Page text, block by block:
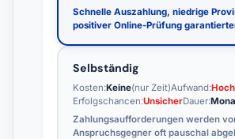
Schnelle Auszahlung, niedrige
positiver Online-Prüfung
Selbständig
Kosten:Keine(nur Zeit)Aufwand:Hoch
Erfolgschancen:UnsicherDauer:
Zahlungsaufforderungen werden
Anspruchsgegner oft pauschal